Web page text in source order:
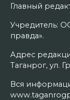
Главный
Учредитель:
правда».
Адрес
Таганрог, ул.
Вся